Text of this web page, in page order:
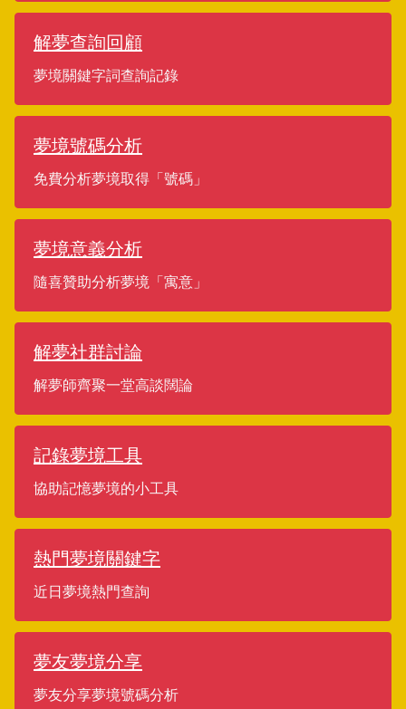
解夢查詢回顧
夢境關鍵字詞查詢記錄
夢境號碼分析
免費分析夢境取得「號碼」
夢境意義分析
隨喜贊助分析夢境「寓意」
解夢社群討論
解夢師齊聚一堂高談闊論
記錄夢境工具
協助記憶夢境的小工具
熱門夢境關鍵字
近日夢境熱門查詢
夢友夢境分享
夢友分享夢境號碼分析